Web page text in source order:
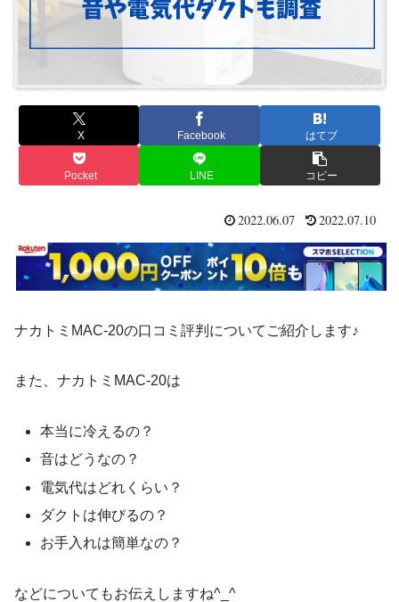
X Facebook はてブ
Pocket LINE コピー
2022.06.07 2022.07.10
ナカトミMAC-20の口コミ評判についてご紹介します♪
また、ナカトミMAC-20は
本当に冷えるの？
音はどうなの？
電気代はどれくらい？
ダクトは伸びるの？
お手入れは簡単なの？
などについてもお伝えしますね^_^